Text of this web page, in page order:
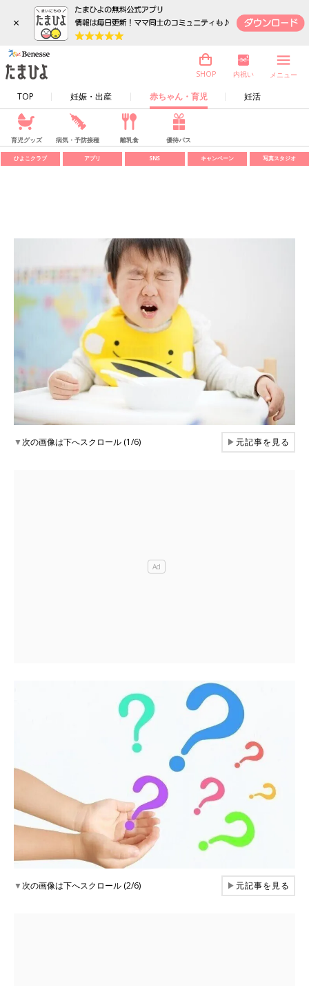
×
TOP 妊娠・出産 赤ちゃん・育児 妊活
SHOP 内祝い メニュー
育児グッズ 病気・予防接種 離乳食 優待パス
ひよこクラブ アプリ SNS キャンペーン 写真スタジオ
▼次の画像は下へスクロール (1/6) ▶元記事を見る
▼次の画像は下へスクロール (2/6) ▶元記事を見る